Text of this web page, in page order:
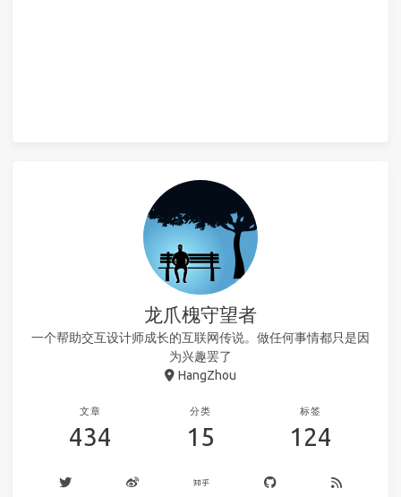
龙爪槐守望者
一个帮助交互设计师成长的互联网传说。做任何事情都只是因
为兴趣罢了
HangZhou
文章
434
分类
15
标签
124